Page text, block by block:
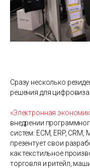
Сразу несколько
решения для
«Электронная
внедрении
систем: ECM, ERP,
презентует свои
как текстильное
торговля и ритейл,